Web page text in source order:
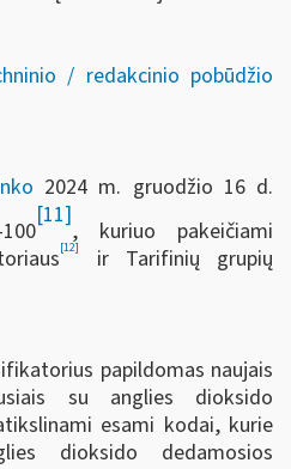
/ redakcinio pobūdžio
2024 m. gruodžio 16 d.
[11]
, kuriuo pakeičiami
[12]
ir Tarifinių grupių
papildomas naujais
su anglies dioksido
esami kodai, kurie
dioksido dedamosios